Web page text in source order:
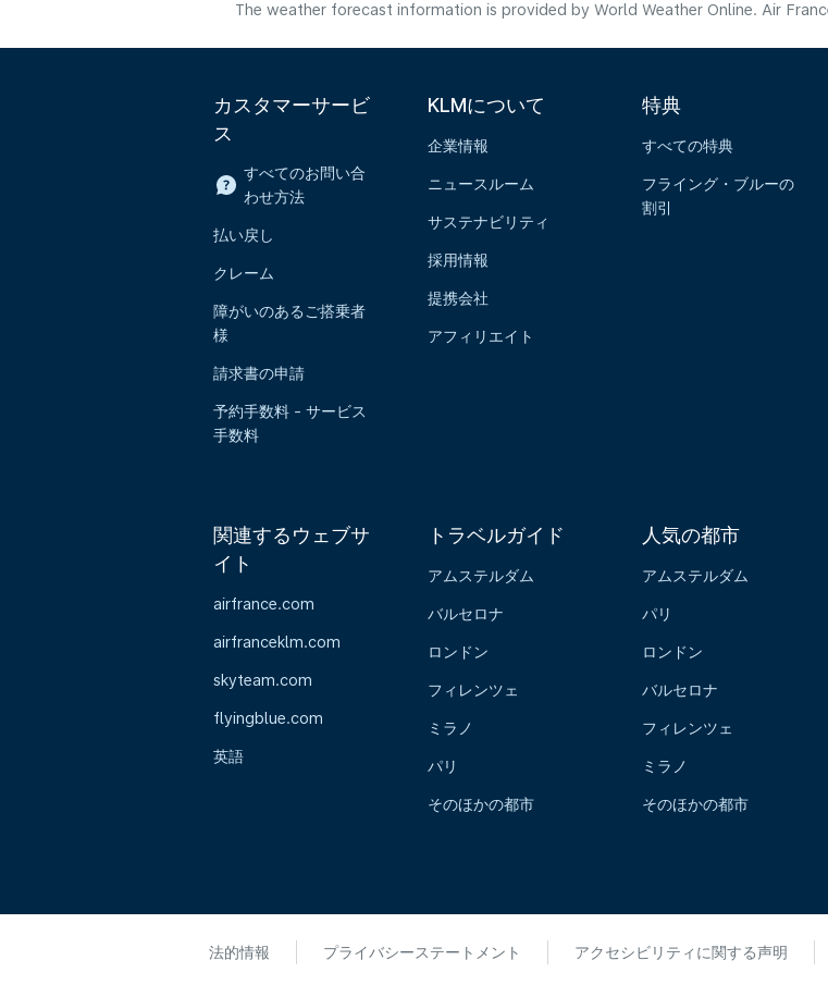
The weather forecast information is provided by World Weather Online. Air
カスタマーサービ
ス
すべてのお問い合
わせ方法
払い戻し
クレーム
障がいのあるご搭乗者
様
請求書の申請
予約手数料 - サービス
手数料
KLMについて
企業情報
ニュースルーム
サステナビリティ
採用情報
提携会社
アフィリエイト
特典
すべての特典
フライング・ブルーの
割引
関連するウェブサ
イト
airfrance.com
airfranceklm.com
skyteam.com
flyingblue.com
英語
トラベルガイド
アムステルダム
バルセロナ
ロンドン
フィレンツェ
ミラノ
パリ
そのほかの都市
人気の都市
アムステルダム
パリ
ロンドン
バルセロナ
フィレンツェ
ミラノ
そのほかの都市
法的情報 プライバシーステートメント アクセシビリティに関する声明